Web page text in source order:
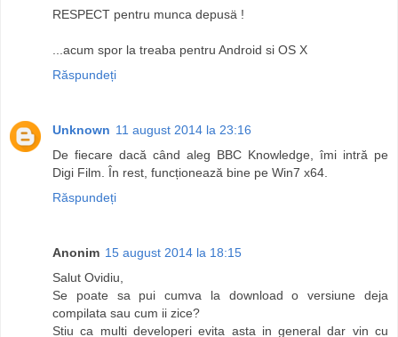
RESPECT pentru munca depusä !
...acum spor la treaba pentru Android si OS X
Răspundeți
Unknown 11 august 2014 la 23:16
De fiecare dacă când aleg BBC Knowledge, îmi intră pe
Digi Film. În rest, funcționează bine pe Win7 x64.
Răspundeți
Anonim 15 august 2014 la 18:15
Salut Ovidiu,
Se poate sa pui cumva la download o versiune deja
compilata sau cum ii zice?
Stiu ca multi developeri evita asta in general dar vin cu